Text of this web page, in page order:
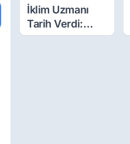
İklim Uzmanı
Tarih Verdi:
Avrupa Ve